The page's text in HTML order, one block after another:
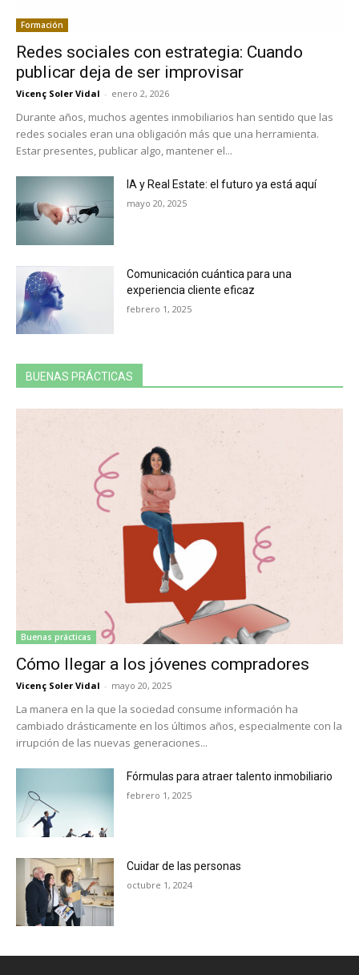
Formación
Redes sociales con estrategia: Cuando
publicar deja de ser improvisar
Vicenç Soler Vidal - enero 2, 2026
Durante años, muchos agentes inmobiliarios han sentido que las
redes sociales eran una obligación más que una herramienta.
Estar presentes, publicar algo, mantener el...
IA y Real Estate: el futuro ya está aquí
mayo 20, 2025
Comunicación cuántica para una
experiencia cliente eficaz
febrero 1, 2025
BUENAS PRÁCTICAS
Buenas prácticas
Cómo llegar a los jóvenes compradores
Vicenç Soler Vidal - mayo 20, 2025
La manera en la que la sociedad consume información ha
cambiado drásticamente en los últimos años, especialmente con la
irrupción de las nuevas generaciones...
Fórmulas para atraer talento inmobiliario
febrero 1, 2025
Cuidar de las personas
octubre 1, 2024